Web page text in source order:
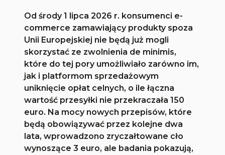
Od środy 1 lipca 2026 r. konsumenci e-
commerce zamawiający produkty spoza
Unii Europejskiej nie będą już mogli
skorzystać ze zwolnienia de minimis,
które do tej pory umożliwiało zarówno im,
jak i platformom sprzedażowym
uniknięcie opłat celnych, o ile łączna
wartość przesyłki nie przekraczała 150
euro. Na mocy nowych przepisów, które
będą obowiązywać przez kolejne dwa
lata, wprowadzono zryczałtowane cło
wynoszące 3 euro, ale badania pokazują,